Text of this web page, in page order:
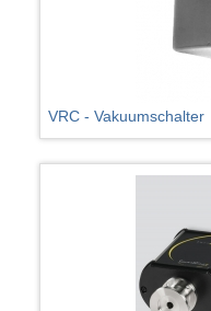
VRC - Vakuumschalter